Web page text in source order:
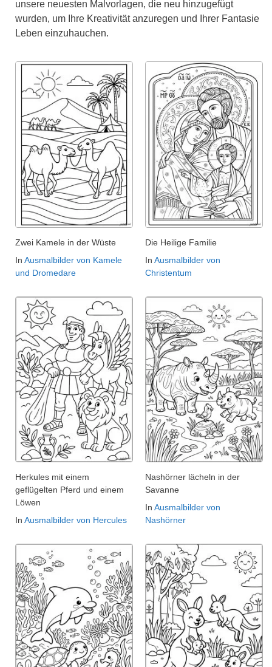
unsere neuesten Malvorlagen, die neu hinzugefügt
wurden, um Ihre Kreativität anzuregen und Ihrer Fantasie
Leben einzuhauchen.
Zwei Kamele in der Wüste
In Ausmalbilder von Kamele
und Dromedare
Die Heilige Familie
In Ausmalbilder von
Christentum
Herkules mit einem
geflügelten Pferd und einem
Löwen
In Ausmalbilder von Hercules
Nashörner lächeln in der
Savanne
In Ausmalbilder von
Nashörner